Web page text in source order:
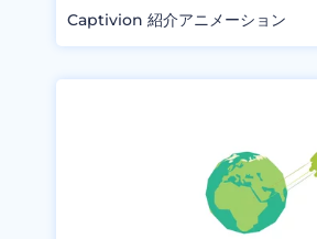
Captivion 紹介アニメーション